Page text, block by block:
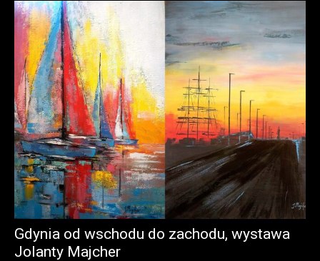
Gdynia od wschodu do zachodu, wystawa
Jolanty Majcher